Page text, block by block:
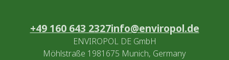
info@enviropol.de
ENVIROPOL DE GmbH
Möhlstraße 1981675 Munich, Germany
+49 160 643 2327